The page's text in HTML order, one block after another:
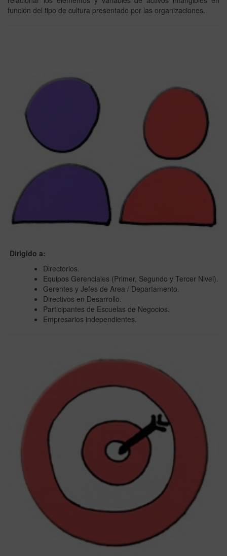
función del tipo de cultura presentado por las organizaciones.
Dirigido a:
Directorios.
Equipos Gerenciales (Primer, Segundo y Tercer Nivel).
Gerentes y Jefes de Area / Departamento.
Directivos en Desarrollo.
Participantes de Escuelas de Negocios.
Empresarios independientes.